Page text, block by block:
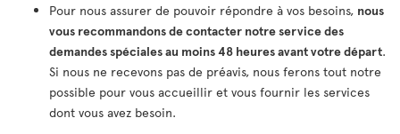
Pour nous assurer de pouvoir répondre à vos besoins, nous
vous recommandons de contacter notre service des
demandes spéciales au moins 48 heures avant votre départ.
Si nous ne recevons pas de préavis, nous ferons tout notre
possible pour vous accueillir et vous fournir les services
dont vous avez besoin.